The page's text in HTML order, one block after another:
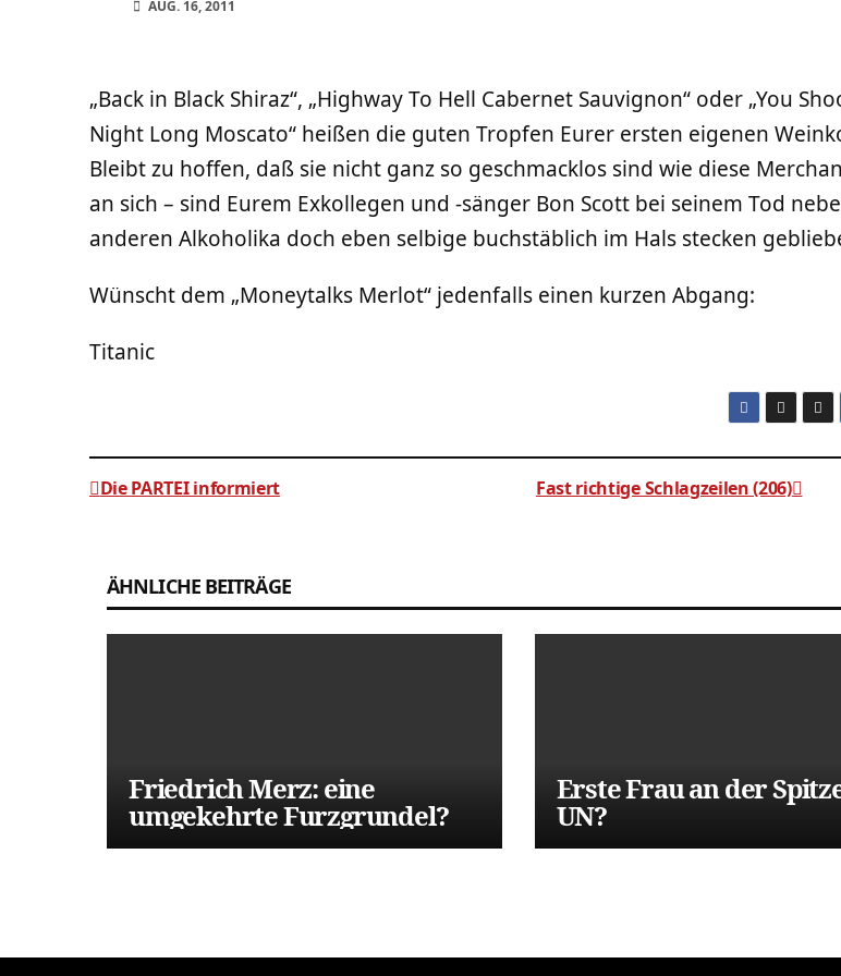
AUG. 16, 2011
„Back in Black Shiraz“, „Highway To Hell Cabernet Sauvignon“ oder „You
Night Long Moscato“ heißen die guten Tropfen Eurer ersten eigenen
Bleibt zu hoffen, daß sie nicht ganz so geschmacklos sind wie diese
an sich – sind Eurem Exkollegen und -sänger Bon Scott bei seinem Tod
anderen Alkoholika doch eben selbige buchstäblich im Hals stecken
Wünscht dem „Moneytalks Merlot“ jedenfalls einen kurzen Abgang:
Titanic
Beitragsnavigation
Fast richtige Schlagzeilen (206)
Die PARTEI informiert
ÄHNLICHE BEITRÄGE
Friedrich Merz: eine
umgekehrte Furzgrundel?
Erste Frau an der
UN?